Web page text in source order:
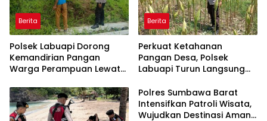
Berita
Polsek Labuapi Dorong
Kemandirian Pangan
Warga Perampuan Lewat
Rumah
Berita
Perkuat Ketahanan
Pangan Desa, Polsek
Labuapi Turun Langsung
Polres Sumbawa Barat
Intensifkan Patroli Wisata,
Wujudkan Destinasi Aman